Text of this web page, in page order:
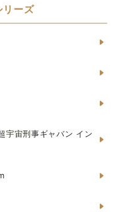
リーズ
宇宙刑事ギャバン イン